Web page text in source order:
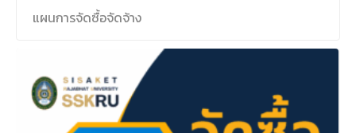
แผนการจัดซื้อจัดจ้าง